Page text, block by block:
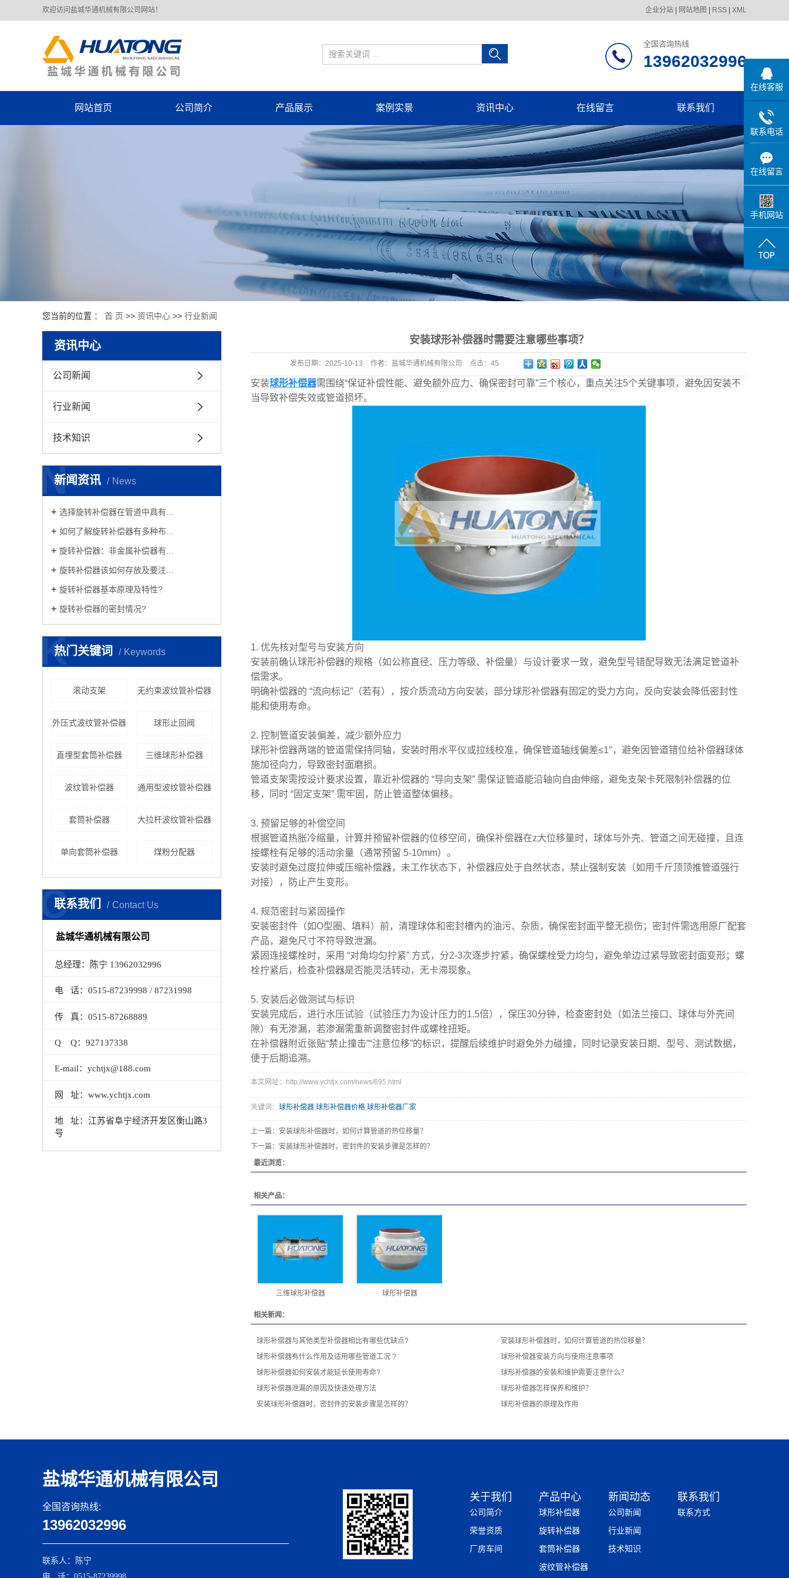
欢迎访问盐城华通机械有限公司网站！ 企业分站 网站地图 RSS XML
全国咨询热线
13962032996
网站首页 公司简介 产品展示
球形补偿器
旋转补偿器
套筒补偿器
隔热管托
电站辅机设备
案例实景
案例实景
资讯中心
公司新闻
行业新闻
技术知识
在线留言 联系我们
您当前的位置 ： 首 页 >> 资讯中心 >> 行业新闻
资讯中心
公司新闻
行业新闻
技术知识
新闻资讯 News
N
选择旋转补偿器在管道中具有...
如何了解旋转补偿器有多种布...
旋转补偿器：非金属补偿器有...
旋转补偿器该如何存放及要注...
旋转补偿器基本原理及特性?
旋转补偿器的密封情况?
热门关键词 Keywords
K
滚动支架 无约束波纹管补偿器
外压式波纹管补偿器 球形止回阀
直埋型套筒补偿器 三维球形补偿器
波纹管补偿器 通用型波纹管补偿器
套筒补偿器 大拉杆波纹管补偿器
单向套筒补偿器 煤粉分配器
联系我们 Contact Us
C
盐城华通机械有限公司
总经理：陈宁 13962032996
电 话：0515-87239998 / 87231998
传 真：0515-87268889
Q Q：927137338
E-mail：ychtjx@188.com
网 址：www.ychtjx.com
地 址：江苏省阜宁经济开发区衡山路3
号
安装球形补偿器时需要注意哪些事项？
发布日期： 2025-10-13 作者： 盐城华通机械有限公司 点击： 45
安装球形补偿器需围绕“保证补偿性能、避免额外应力、确保密封可靠”三个核心，重点关注5个关键事项，避免因安装不
当导致补偿失效或管道损坏。
1. 优先核对型号与安装方向
安装前确认球形补偿器的规格（如公称直径、压力等级、补偿量）与设计要求一致，避免型号错配导致无法满足管道补
偿需求。
明确补偿器的 “流向标记”（若有），按介质流动方向安装，部分球形补偿器有固定的受力方向，反向安装会降低密封性
能和使用寿命。
2. 控制管道安装偏差，减少额外应力
球形补偿器两端的管道需保持同轴，安装时用水平仪或拉线校准，确保管道轴线偏差≤1°，避免因管道错位给补偿器球体
施加径向力，导致密封面磨损。
管道支架需按设计要求设置，靠近补偿器的 “导向支架” 需保证管道能沿轴向自由伸缩，避免支架卡死限制补偿器的位
移，同时 “固定支架” 需牢固，防止管道整体偏移。
3. 预留足够的补偿空间
根据管道热胀冷缩量，计算并预留补偿器的位移空间，确保补偿器在z大位移量时，球体与外壳、管道之间无碰撞，且连
接螺栓有足够的活动余量（通常预留 5-10mm）。
安装时避免过度拉伸或压缩补偿器，未工作状态下，补偿器应处于自然状态，禁止强制安装（如用千斤顶顶推管道强行
对接），防止产生变形。
4. 规范密封与紧固操作
安装密封件（如O型圈、填料）前，清理球体和密封槽内的油污、杂质，确保密封面平整无损伤；密封件需选用原厂配套
产品，避免尺寸不符导致泄漏。
紧固连接螺栓时，采用 “对角均匀拧紧” 方式，分2-3次逐步拧紧，确保螺栓受力均匀，避免单边过紧导致密封面变形；螺
栓拧紧后，检查补偿器是否能灵活转动，无卡滞现象。
5. 安装后必做测试与标识
安装完成后，进行水压试验（试验压力为设计压力的1.5倍），保压30分钟，检查密封处（如法兰接口、球体与外壳间
隙）有无渗漏，若渗漏需重新调整密封件或螺栓扭矩。
在补偿器附近张贴“禁止撞击”“注意位移”的标识，提醒后续维护时避免外力碰撞，同时记录安装日期、型号、测试数据，
便于后期追溯。
本文网址：http://www.ychtjx.com/news/695.html
关键词： 球形补偿器,球形补偿器价格,球形补偿器厂家
上一篇： 安装球形补偿器时，如何计算管道的热位移量？
下一篇： 安装球形补偿器时，密封件的安装步骤是怎样的？
最近浏览：
相关产品：
三维球形补偿器 球形补偿器
相关新闻：
球形补偿器与其他类型补偿器相比有哪些优缺点?
安装球形补偿器时，如何计算管道的热位移量？
球形补偿器有什么作用及适用哪些管道工况 ?
球形补偿器安装方向与使用注意事项
球形补偿器如何安装才能延长使用寿命?
球形补偿器的安装和维护需要注意什么？
球形补偿器泄漏的原因及快速处理方法
球形补偿器怎样保养和维护？
安装球形补偿器时，密封件的安装步骤是怎样的？
球形补偿器的原理及作用
盐城华通机械有限公司
全国咨询热线:
13962032996
联系人：陈宁
电 话：0515-87239998
关于我们
公司简介
荣誉资质
厂房车间
产品中心
球形补偿器
旋转补偿器
套筒补偿器
波纹管补偿器
新闻动态
公司新闻
行业新闻
技术知识
联系我们
联系方式
在线客服
联系电话
在线留言
手机网站